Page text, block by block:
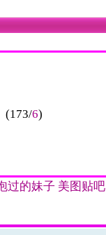
(173/6)
过的妹子 美图贴吧